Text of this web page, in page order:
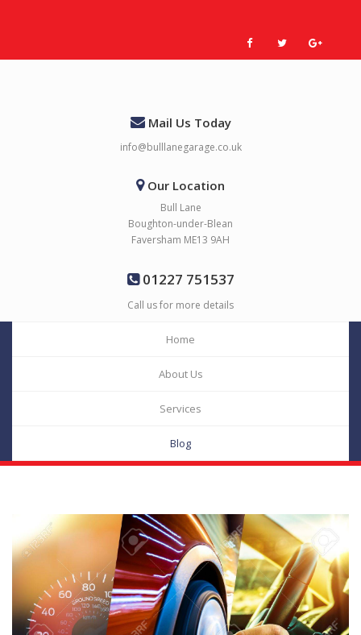
Mail Us Today
info@bulllanegarage.co.uk
Our Location
Bull Lane
Boughton-under-Blean
Faversham ME13 9AH
01227 751537
Call us for more details
Home
About Us
Services
Blog